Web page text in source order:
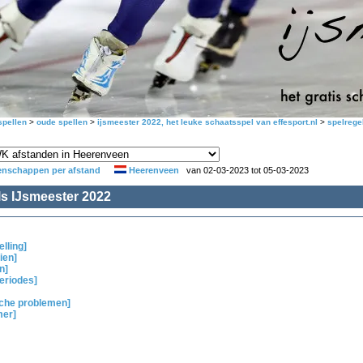
> oude spellen > ijsmeester 2022, het leuke schaatsspel van effesport.nl >
per afstand Heerenveen van 02-03-2023 tot 05-03-2023
IJsmeester 2022
problemen]